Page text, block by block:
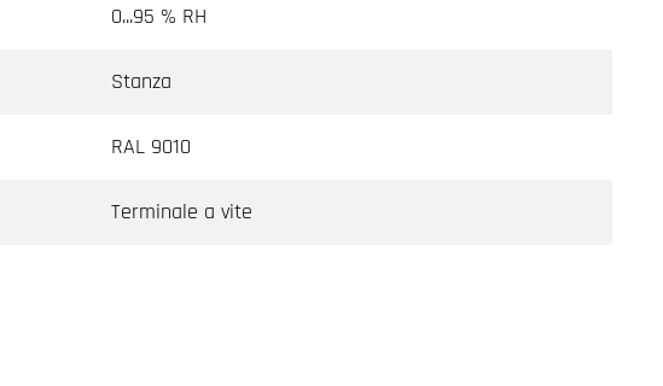
0...95 % RH
Stanza
RAL 9010
Terminale a vite